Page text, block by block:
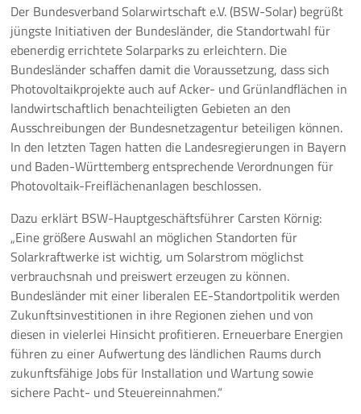
Veranstaltungen
Aktuelles
Meldungen
Pressemeldungen
Branchenmeldungen
Statements
Positionen
Jobs
Mediathek
Akkreditierung
Der Bundesverband Solarwirtschaft e.V. (BSW-Solar) begrüßt
jüngste Initiativen der Bundesländer, die Standortwahl für
ebenerdig errichtete Solarparks zu erleichtern. Die
Bundesländer schaffen damit die Voraussetzung, dass sich
Photovoltaikprojekte auch auf Acker- und Grünlandflächen in
landwirtschaftlich benachteiligten Gebieten an den
Ausschreibungen der Bundesnetzagentur beteiligen können.
In den letzten Tagen hatten die Landesregierungen in Bayern
und Baden-Württemberg entsprechende Verordnungen für
Photovoltaik-Freiflächenanlagen beschlossen.
Dazu erklärt BSW-Hauptgeschäftsführer Carsten Körnig:
„Eine größere Auswahl an möglichen Standorten für
Solarkraftwerke ist wichtig, um Solarstrom möglichst
verbrauchsnah und preiswert erzeugen zu können.
Bundesländer mit einer liberalen EE-Standortpolitik werden
Zukunftsinvestitionen in ihre Regionen ziehen und von
diesen in vielerlei Hinsicht profitieren. Erneuerbare Energien
führen zu einer Aufwertung des ländlichen Raums durch
zukunftsfähige Jobs für Installation und Wartung sowie
sichere Pacht- und Steuereinnahmen.“